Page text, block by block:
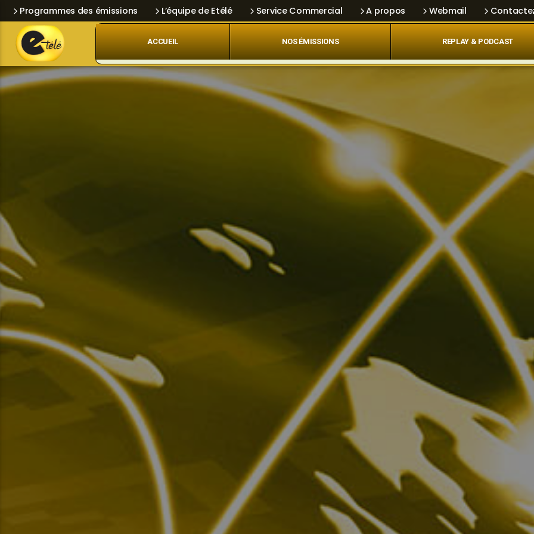
Programmes des émissions L’équipe de Etélé Service Commercial A propos Webmail
Navigation
ACCUEIL NOS ÉMISSIONS REPLAY & PODCAST
Current track